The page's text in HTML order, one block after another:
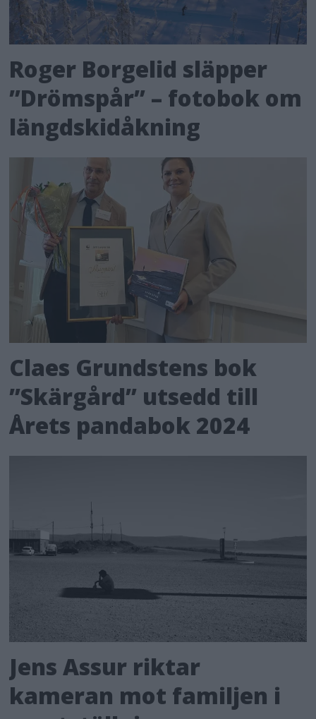
Roger Borgelid släpper
”Drömspår” – fotobok om
längdskidåkning
Claes Grundstens bok
”Skärgård” utsedd till
Årets pandabok 2024
Jens Assur riktar
kameran mot familjen i